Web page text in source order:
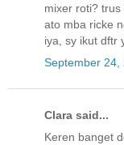
mixer roti?
ato mba ricke
iya, sy ikut dftr
September 24,
Clara said...
Keren banget